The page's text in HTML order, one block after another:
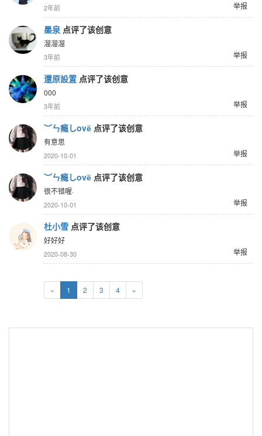
举报
2年前
墨泉 点评了该创意
溜溜溜
举报
3年前
還原設置 点评了该创意
000
举报
3年前
︶ㄣ瘾しovё 点评了该创意
有意思
举报
2020-10-01
︶ㄣ瘾しovё 点评了该创意
很不错喔·
举报
2020-10-01
杜小雪 点评了该创意
好好好
举报
2020-08-30
« 1 2 3 4 »